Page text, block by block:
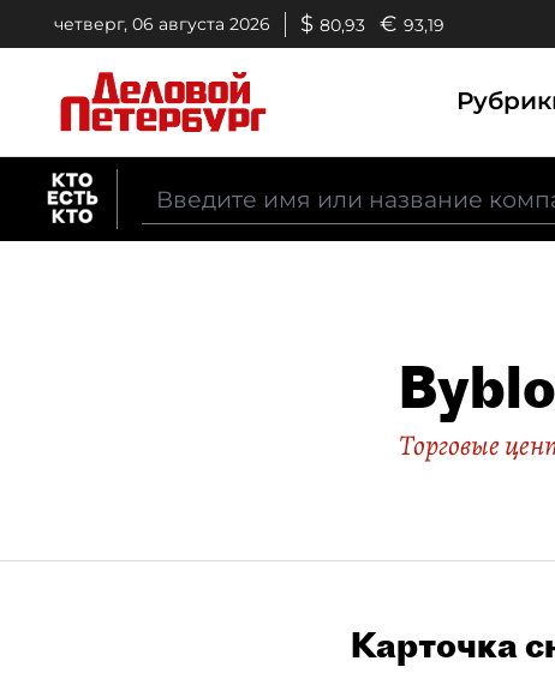
четверг, 06 августа 2026 $ 80,93 € 93,19
Торговые
Карточка